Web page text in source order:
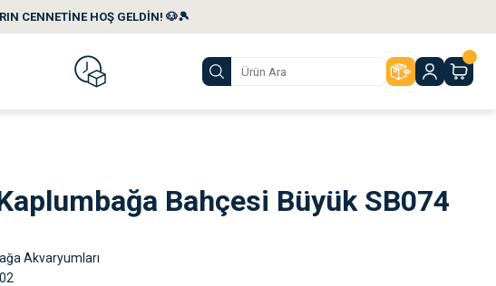
CENNETİNE HOŞ GELDİN! 🐶🎾
Bahçesi Büyük SB074
Akvaryumları